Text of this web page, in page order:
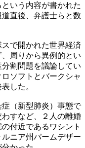
いう内容が書かれた
直後、弁護士らと数
で開かれた世界経済
周りから異例的とい
割問題を議論してい
ソフトとバークシャ
した。
（新型肺炎）事態で
すなど、２人の離婚
付近であるワシント
ニア州パームデザー